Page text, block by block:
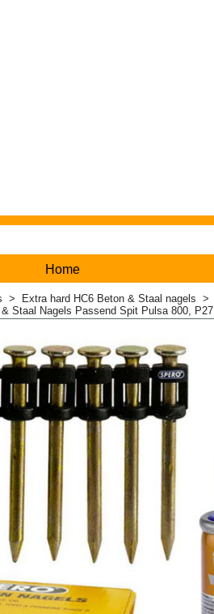
Home
> Extra hard HC6 Beton & Staal nagels >
Staal Nagels Passend Spit Pulsa 800,